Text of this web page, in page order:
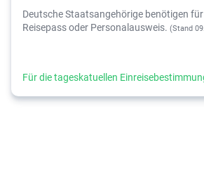
Deutsche Staatsangehörige benötigen für
Reisepass oder Personalausweis. (Stand
Für die tageskatuellen